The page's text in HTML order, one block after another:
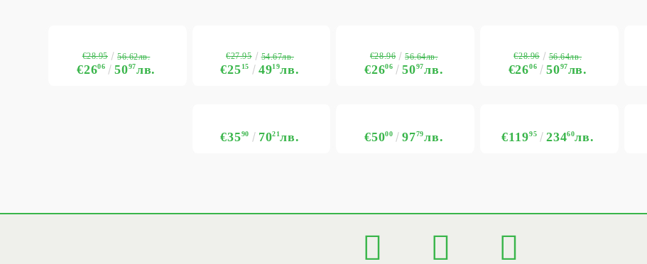
€2606 5097лв.
€28.95 56.62лв.
€2515 4919лв.
€27.95 54.67лв.
€2606 5097лв.
€28.96 56.64лв.
€2606 5097лв.
€28.96 56.64лв.
€3590 7021лв. €5000 9779лв. €11995 23460лв.